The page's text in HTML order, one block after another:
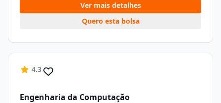
Ver mais detalhes
Quero esta bolsa
4.3
Engenharia da Computação